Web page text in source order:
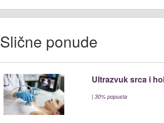
Slične ponude
Ultrazvuk srca i
| 30% popusta